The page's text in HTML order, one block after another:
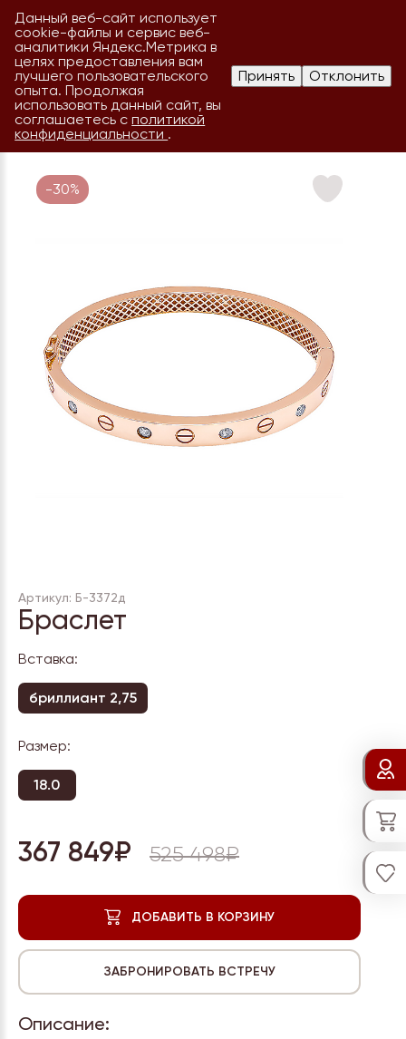
-30%
Артикул: Б-3372д
Браслет
Вставка:
бриллиант 2,75
Размер:
18.0
367 849₽ 525 498₽
Описание:
Данный веб-сайт использует
cookie-файлы и сервис веб-
аналитики Яндекс.Метрика в
целях предоставления вам
лучшего пользовательского
опыта. Продолжая
использовать данный сайт, вы
соглашаетесь сполитикой
конфиденциальности .
Принять Отклонить